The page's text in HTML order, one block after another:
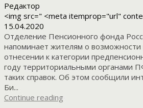
Редактор
<img src=" <meta itemprop="url"
15.04.2020
Отделение Пенсионного фонда
напоминает жителям о возможности
отнесении к категории
году территориальными органами
таких справок. Об этом сообщили
Би...
Continue reading